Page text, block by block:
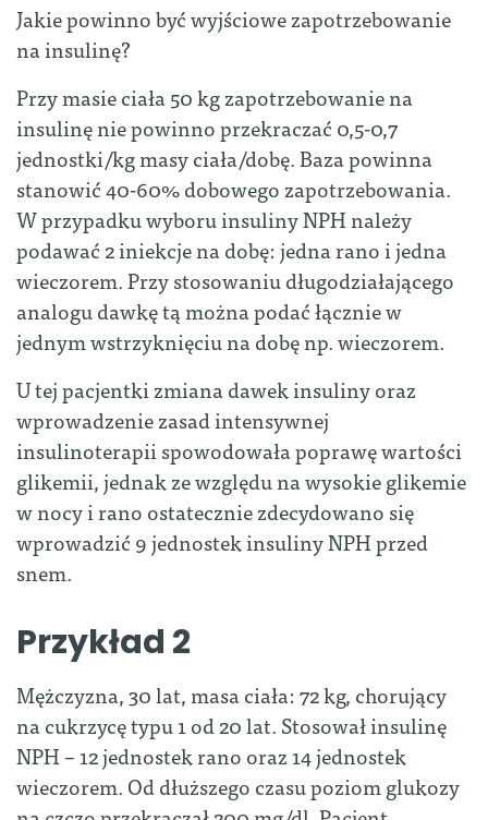
Jakie powinno być wyjściowe zapotrzebowanie
na insulinę?
Przy masie ciała 50 kg zapotrzebowanie na
insulinę nie powinno przekraczać 0,5-0,7
jednostki/kg masy ciała/dobę. Baza powinna
stanowić 40-60% dobowego zapotrzebowania.
W przypadku wyboru insuliny NPH należy
podawać 2 iniekcje na dobę: jedna rano i jedna
wieczorem. Przy stosowaniu długodziałającego
analogu dawkę tą można podać łącznie w
jednym wstrzyknięciu na dobę np. wieczorem.
U tej pacjentki zmiana dawek insuliny oraz
wprowadzenie zasad intensywnej
insulinoterapii spowodowała poprawę wartości
glikemii, jednak ze względu na wysokie glikemie
w nocy i rano ostatecznie zdecydowano się
wprowadzić 9 jednostek insuliny NPH przed
snem.
Przykład 2
Mężczyzna, 30 lat, masa ciała: 72 kg, chorujący
na cukrzycę typu 1 od 20 lat. Stosował insulinę
NPH – 12 jednostek rano oraz 14 jednostek
wieczorem. Od dłuższego czasu poziom glukozy